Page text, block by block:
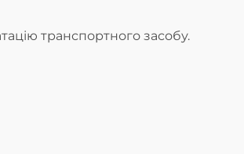
транспортного засобу.